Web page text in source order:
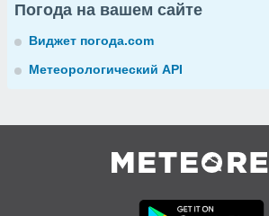
Погода на вашем сайте
Виджет погода.com
Метеорологический API